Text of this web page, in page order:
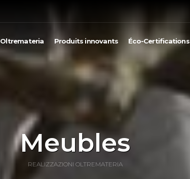
Oltremateria Produits innovants Éco-Certifications
Meubles
REALIZZAZIONI OLTREMATERIA